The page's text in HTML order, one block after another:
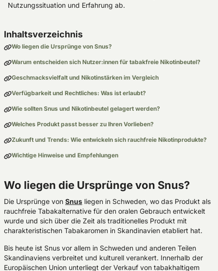
Nutzungssituation und Erfahrung ab.
Inhaltsverzeichnis
Wo liegen die Ursprünge von Snus?
Warum entscheiden sich Nutzer:innen für tabakfreie Nikotinbeutel?
Geschmacksvielfalt und Nikotinstärken im Vergleich
Verfügbarkeit und Rechtliches: Was ist erlaubt?
Wie sollten Snus und Nikotinbeutel gelagert werden?
Welches Produkt passt besser zu Ihren Vorlieben?
Zukunft und Trends: Wie entwickeln sich rauchfreie Nikotinprodukte?
Wichtige Hinweise und Empfehlungen
Wo liegen die Ursprünge von Snus?
Die Ursprünge von Snus liegen in Schweden, wo das Produkt als
rauchfreie Tabakalternative für den oralen Gebrauch entwickelt
wurde und sich über die Zeit als traditionelles Produkt mit
charakteristischen Tabakaromen in Skandinavien etabliert hat.
Bis heute ist Snus vor allem in Schweden und anderen Teilen
Skandinaviens verbreitet und kulturell verankert. Innerhalb der
Europäischen Union unterliegt der Verkauf von tabakhaltigem